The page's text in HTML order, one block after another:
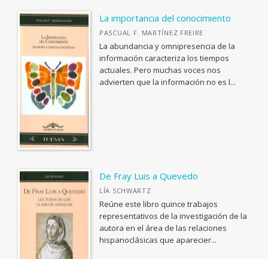
Sapientia
Jedoyi: estudios asiáticos
Catálogo de Exposiciones
Puntos de Fuga
Debates
Biblioteca Contemporánea
Fuera de colección
Ver todas... (33)
OTRAS PUBLICACIONES
Coediciones
Colecciones cerradas
Fuera de colección
La importancia del conocimiento
PASCUAL F. MARTÍNEZ FREIRE
La abundancia y omnipresencia de la
información caracteriza los tiempos
actuales. Pero muchas voces nos
advierten que la información no es l...
De Fray Luis a Quevedo
LÍA SCHWARTZ
Reúne este libro quince trabajos
representativos de la investigación de la
autora en el área de las relaciones
hispanoclásicas que aparecier...